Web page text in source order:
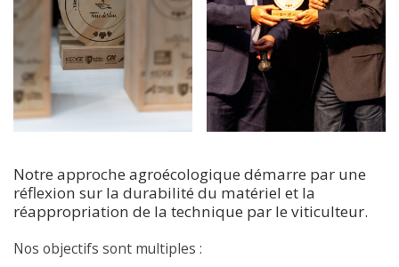
Notre approche agroécologique démarre par une
réflexion sur la durabilité du matériel et la
réappropriation de la technique par le viticulteur.
Nos objectifs sont multiples :